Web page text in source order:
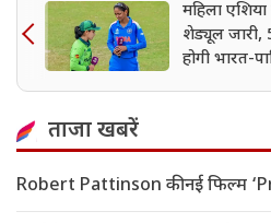
महिला
शेड्यूल जारी,
होगी भारत-
ताजा खबरें
Robert Pattinson की नई फिल्म